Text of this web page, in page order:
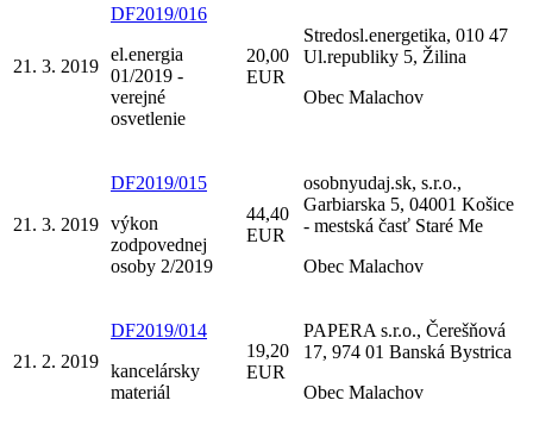
21. 3. 2019
DF2019/016
el.energia
01/2019 -
verejné
osvetlenie
20,00
EUR
Stredosl.energetika, 010 47
Ul.republiky 5, Žilina
Obec Malachov
21. 3. 2019
DF2019/015
výkon
zodpovednej
osoby 2/2019
44,40
EUR
osobnyudaj.sk, s.r.o.,
Garbiarska 5, 04001 Košice
- mestská časť Staré Me
Obec Malachov
21. 2. 2019
DF2019/014
kancelársky
materiál
19,20
EUR
PAPERA s.r.o., Čerešňová
17, 974 01 Banská Bystrica
Obec Malachov